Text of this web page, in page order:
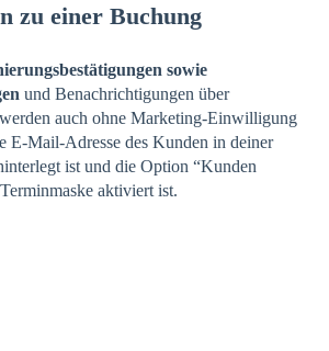
zu einer Buchung
sowie
und Benachrichtigungen über
auch ohne Marketing-Einwilligung
E-Mail-Adresse des Kunden in deiner
ist und die Option “Kunden
aktiviert ist.